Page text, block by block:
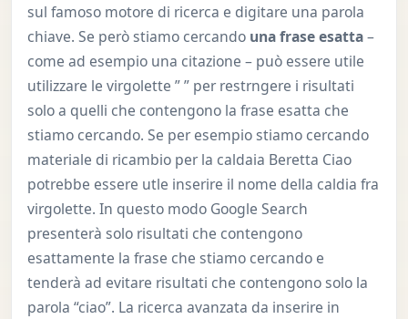
sul famoso motore di ricerca e digitare una parola
chiave. Se però stiamo cercando una frase esatta–
come ad esempio una citazione – può essere utile
utilizzare le virgolette ” ” per restrngere i risultati
solo a quelli che contengono la frase esatta che
stiamo cercando. Se per esempio stiamo cercando
materiale di ricambio per la caldaia Beretta Ciao
potrebbe essere utle inserire il nome della caldia fra
virgolette. In questo modo Google Search
presenterà solo risultati che contengono
esattamente la frase che stiamo cercando e
tenderà ad evitare risultati che contengono solo la
parola “ciao”. La ricerca avanzata da inserire in